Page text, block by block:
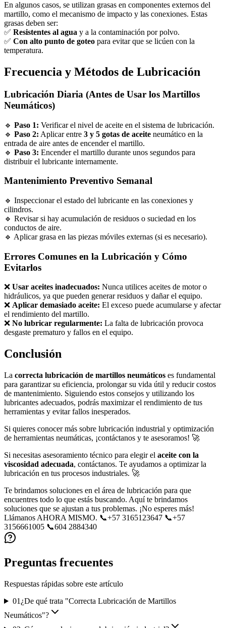
En algunos casos, se utilizan grasas en componentes externos del
martillo, como el mecanismo de impacto y las conexiones. Estas
grasas deben ser:
✅ Resistentes al agua y a la contaminación por polvo.
✅ Con alto punto de goteo para evitar que se licúen con la
temperatura.
Frecuencia y Métodos de Lubricación
Lubricación Diaria (Antes de Usar los Martillos
Neumáticos)
🔹 Paso 1: Verificar el nivel de aceite en el sistema de lubricación.
🔹 Paso 2: Aplicar entre 3 y 5 gotas de aceite neumático en la
entrada de aire antes de encender el martillo.
🔹 Paso 3: Encender el martillo durante unos segundos para
distribuir el lubricante internamente.
Mantenimiento Preventivo Semanal
🔹 Inspeccionar el estado del lubricante en las conexiones y
cilindros.
🔹 Revisar si hay acumulación de residuos o suciedad en los
conductos de aire.
🔹 Aplicar grasa en las piezas móviles externas (si es necesario).
Errores Comunes en la Lubricación y Cómo
Evitarlos
❌ Usar aceites inadecuados: Nunca utilices aceites de motor o
hidráulicos, ya que pueden generar residuos y dañar el equipo.
❌ Aplicar demasiado aceite: El exceso puede acumularse y afectar
el rendimiento del martillo.
❌ No lubricar regularmente: La falta de lubricación provoca
desgaste prematuro y fallos en el equipo.
Conclusión
La correcta lubricación de martillos neumáticos es fundamental
para garantizar su eficiencia, prolongar su vida útil y reducir costos
de mantenimiento. Siguiendo estos consejos y utilizando los
lubricantes adecuados, podrás maximizar el rendimiento de tus
herramientas y evitar fallos inesperados.
Si quieres conocer más sobre lubricación industrial y optimización
de herramientas neumáticas, ¡contáctanos y te asesoramos! 🚀
Si necesitas asesoramiento técnico para elegir el aceite con la
viscosidad adecuada, contáctanos. Te ayudamos a optimizar la
lubricación en tus procesos industriales. 🚀
Te brindamos soluciones en el área de lubricación para que
encuentres todo lo que estás buscando. Aquí te brindamos
soluciones que se ajustan a tus problemas. ¡No esperes más!
Llámanos AHORA MISMO. 📞+57 3165123647 📞+57
3156661005 📞604 2884340
Preguntas frecuentes
Respuestas rápidas sobre este artículo
01 ¿De qué trata "Correcta Lubricación de Martillos
Neumáticos"?